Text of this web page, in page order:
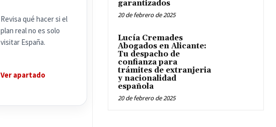
Revisa qué hacer si el
plan real no es solo
visitar España.
Ver apartado
garantizados
20 de febrero de 2025
Lucía Cremades
Abogados en Alicante:
Tu despacho de
confianza para
trámites de extranjeria
y nacionalidad
española
20 de febrero de 2025